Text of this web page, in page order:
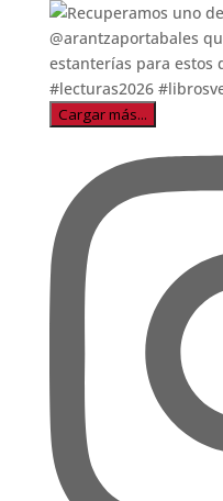
Recuperamos uno de
@arantz
Cargar más...